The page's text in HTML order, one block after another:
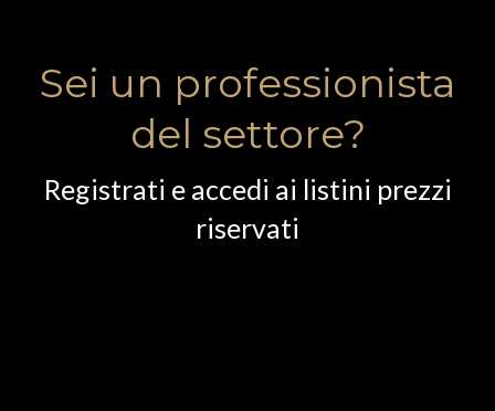
Sei un professionista
del settore?
Registrati e accedi ai listini prezzi
riservati